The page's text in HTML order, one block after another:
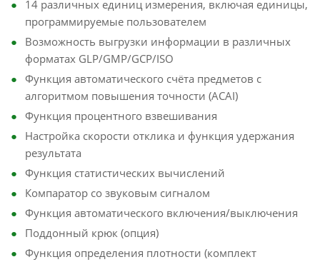
14 различных единиц измерения, включая единицы,
программируемые пользователем
Возможность выгрузки информации в различных
форматах GLP/GMP/GCP/ISO
Функция автоматического счёта предметов с
алгоритмом повышения точности (ACAI)
Функция процентного взвешивания
Настройка скорости отклика и функция удержания
результата
Функция статистических вычислений
Компаратор со звуковым сигналом
Функция автоматического включения/выключения
Поддонный крюк (опция)
Функция определения плотности (комплект